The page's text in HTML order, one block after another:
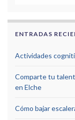
ENTRADAS
Actividades
Comparte tu
en Elche
Cómo bajar